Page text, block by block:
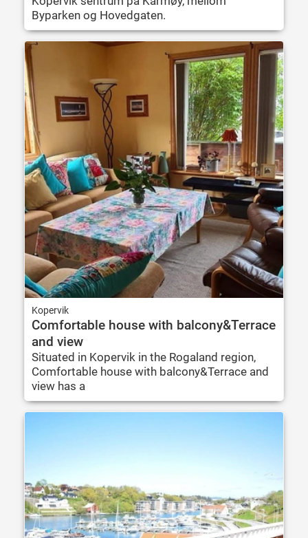
Byparken og Hovedgaten.
Kopervik
Comfortable house with balcony&Terrace
and view
Situated in Kopervik in the Rogaland region,
Comfortable house with balcony&Terrace and
view has a